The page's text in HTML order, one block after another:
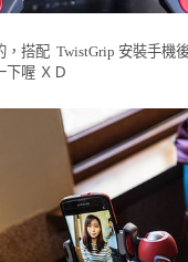
搭配 TwistGrip 安裝手機
下喔 ＸＤ